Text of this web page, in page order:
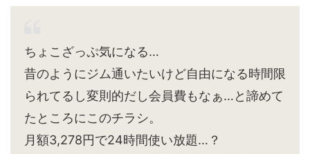
ちょこざっぷ気になる…
昔のようにジム通いたいけど自由になる時間限
られてるし変則的だし会員費もなぁ…と諦めて
たところにこのチラシ。
月額3,278円で24時間使い放題…？